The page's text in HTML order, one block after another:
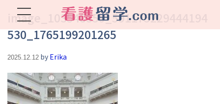
看護留学.com
World Avenueは海外就職、 永住を目指す看護留学をサポートします !
image_103548359_591175229444194
530_1765199201265
2025.12.12 by Erika